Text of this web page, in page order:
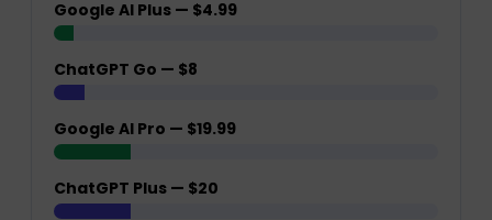
Google AI Plus — $4.99
ChatGPT Go — $8
Google AI Pro — $19.99
ChatGPT Plus — $20